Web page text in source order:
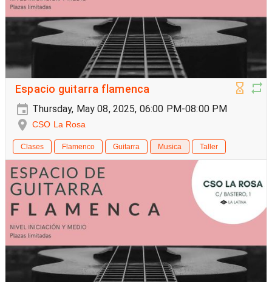
Espacio guitarra flamenca
Thursday, May 08, 2025, 06:00 PM-08:00 PM
CSO La Rosa
Clases Flamenco Guitarra Musica Taller